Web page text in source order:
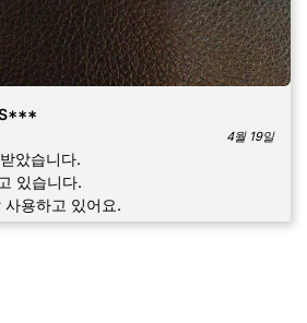
4월 19일
았습니다.
있습니다.
용하고 있어요.